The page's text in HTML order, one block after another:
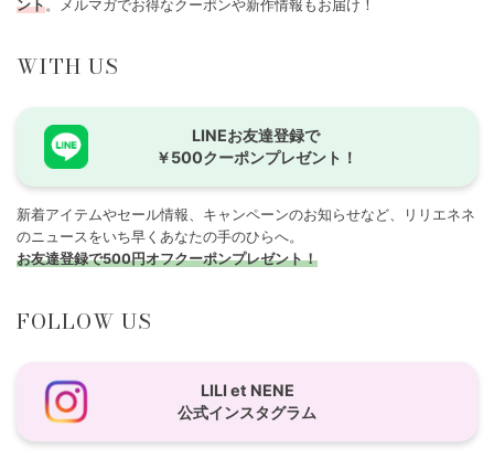
ント。メルマガでお得なクーポンや新作情報もお届け！
WITH US
LINEお友達登録で
￥500クーポンプレゼント！
新着アイテムやセール情報、キャンペーンのお知らせなど、リリエネネ
のニュースをいち早くあなたの手のひらへ。
お友達登録で500円オフクーポンプレゼント！
FOLLOW US
LILI et NENE
公式インスタグラム